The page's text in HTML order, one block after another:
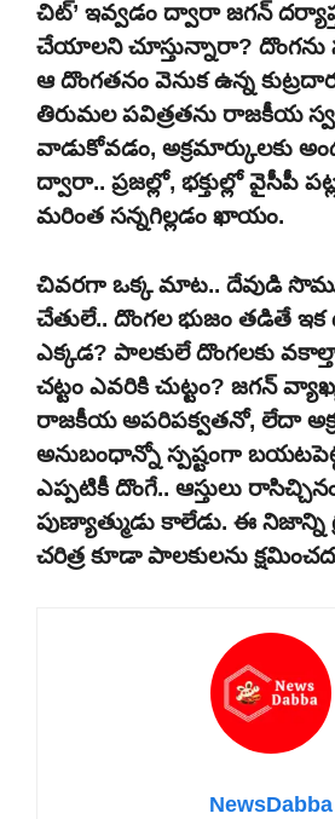
చిట్’ ఇవ్వడం ద్వారా జగన్
చేయాలని చూస్తున్నారా? దొంగను
ఆ దొంగతనం వెనుక ఉన్న
తిరుమల పవిత్రతను రాజకీయ
వాడుకోవడం, అక్రమార్కులకు
ద్వారా.. ప్రజల్లో, భక్తుల్లో వైసీపీ
మరింత సన్నగిల్లడం ఖాయం.
చివరగా ఒక్క మాట.. దేవుడి
చేతులే.. దొంగల భుజం తడితే ఇక
ఎక్కడ? పాలకులే దొంగలకు వకాల్తా
చట్టం ఎవరికి చుట్టం? జగన్
రాజకీయ అపరిపక్వతనో, లేదా
అనుబంధాన్నో స్పష్టంగా
ఎప్పటికీ దొంగే.. ఆస్తులు
పుణ్యాత్ముడు కాలేడు. ఈ నిజాన్ని
చరిత్ర కూడా పాలకులను
NewsDabba